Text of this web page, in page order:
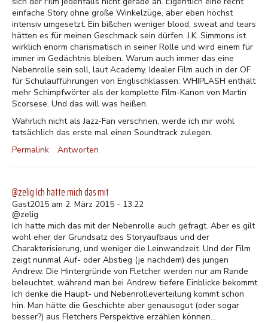
einfache Story ohne große Winkelzüge, aber eben höchst
intensiv umgesetzt. Ein bißchen weniger blood, sweat and tears
hätten es für meinen Geschmack sein dürfen. J.K. Simmons ist
wirklich enorm charismatisch in seiner Rolle und wird einem für
immer im Gedächtnis bleiben. Warum auch immer das eine
Nebenrolle sein soll, laut Academy. Idealer Film auch in der OF
für Schulaufführungen von Englischklassen: WHIPLASH enthält
mehr Schimpfwörter als der komplette Film-Kanon von Martin
Scorsese. Und das will was heißen.
Wahrlich nicht als Jazz-Fan verschrien, werde ich mir wohl
tatsächlich das erste mal einen Soundtrack zulegen.
Permalink
Antworten
@zelig Ich hatte mich das mit
Gast2015 am 2. März 2015 - 13:22
@zelig
Ich hatte mich das mit der Nebenrolle auch gefragt. Aber es gilt
wohl eher der Grundsatz des Storyaufbaus und der
Charakterisierung, und weniger die Leinwandzeit. Und der Film
zeigt nunmal Auf- oder Abstieg (je nachdem) des jungen
Andrew. Die Hintergründe von Fletcher werden nur am Rande
beleuchtet, während man bei Andrew tiefere Einblicke bekommt.
Ich denke die Haupt- und Nebenrolleverteilung kommt schon
hin. Man hätte die Geschichte aber genausogut (oder sogar
besser?) aus Fletchers Perspektive erzählen können...